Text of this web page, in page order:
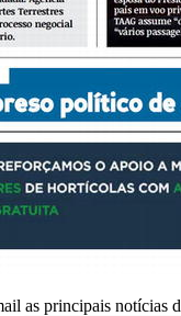
as principais notícias